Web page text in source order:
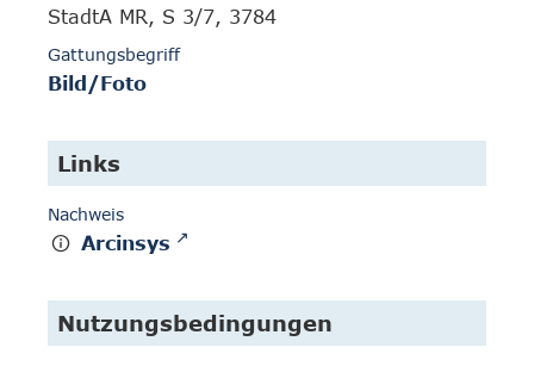
StadtA MR, S 3/7, 3784
Gattungsbegriff
Bild/Foto
Links
Nachweis
Arcinsys
Nutzungsbedingungen